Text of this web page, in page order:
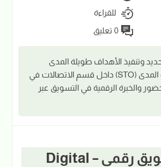
للقراءة
0 تعليق
وتنفيذ الأهداف طويلة المدى
(LTG) والأهداف قصيرة المدى (STO) داخل قسم الاتصالات في
والخبرة الرقمية في التسويق عبر
📢 أخصائي تسويق رقمي – Digital